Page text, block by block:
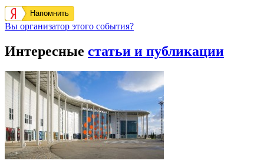
Напомнить
Вы организатор этого события?
Интересные статьи и публикации